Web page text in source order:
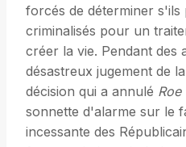
forcés de déterminer s'ils
criminalisés pour un
créer la vie. Pendant des
désastreux jugement de
décision qui a annulé Roe
sonnette d'alarme sur le
incessante des